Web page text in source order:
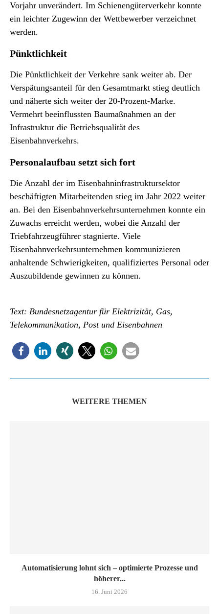
Vorjahr unverändert. Im Schienengüterverkehr konnte
ein leichter Zugewinn der Wettbewerber verzeichnet
werden.
Pünktlichkeit
Die Pünktlichkeit der Verkehre sank weiter ab. Der
Verspätungsanteil für den Gesamtmarkt stieg deutlich
und näherte sich weiter der 20-Prozent-Marke.
Vermehrt beeinflussten Baumaßnahmen an der
Infrastruktur die Betriebsqualität des
Eisenbahnverkehrs.
Personalaufbau setzt sich fort
Die Anzahl der im Eisenbahninfrastruktursektor
beschäftigten Mitarbeitenden stieg im Jahr 2022 weiter
an. Bei den Eisenbahnverkehrsunternehmen konnte ein
Zuwachs erreicht werden, wobei die Anzahl der
Triebfahrzeugführer stagnierte. Viele
Eisenbahnverkehrsunternehmen kommunizieren
anhaltende Schwierigkeiten, qualifiziertes Personal oder
Auszubildende gewinnen zu können.
Text: Bundesnetzagentur für Elektrizität, Gas,
Telekommunikation, Post und Eisenbahnen
WEITERE THEMEN
Automatisierung lohnt sich – optimierte Prozesse und
höherer...
16. Juni 2026